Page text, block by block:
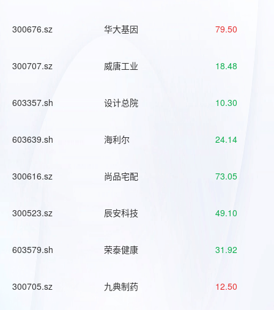
300676.sz 华大基因 79.50
300707.sz 威唐工业 18.48
603357.sh 设计总院 10.30
603639.sh 海利尔 24.14
300616.sz 尚品宅配 73.05
300523.sz 辰安科技 49.10
603579.sh 荣泰健康 31.92
300705.sz 九典制药 12.50